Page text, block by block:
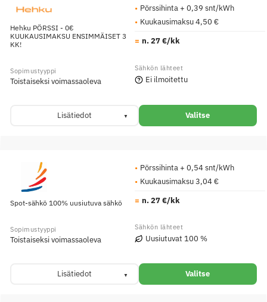
Hehku PÖRSSI - 0€
KUUKAUSIMAKSU ENSIMMÄISET 3
KK!
Pörssihinta + 0,39 snt/kWh
Kuukausimaksu 4,50 €
n. 27 €/kk
Toistaiseksi voimassaoleva Ei ilmoitettu
Lisätiedot Valitse
Spot-sähkö 100% uusiutuva sähkö
Pörssihinta + 0,54 snt/kWh
Kuukausimaksu 3,04 €
n. 27 €/kk
Toistaiseksi voimassaoleva Uusiutuvat 100 %
Lisätiedot Valitse